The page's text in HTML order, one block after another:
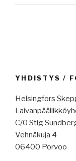
YHDISTYS /
Helsingfors
C/0 Stig
Vehnäkuja 4
06400 Porvoo